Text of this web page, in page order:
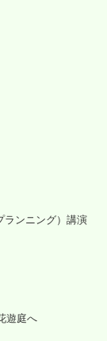
ランニング）講演
遊庭へ